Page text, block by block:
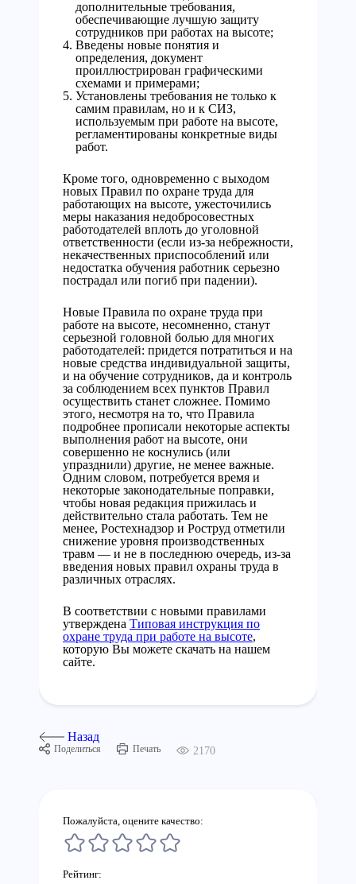
дополнительные требования,
обеспечивающие лучшую защиту
сотрудников при работах на высоте;
Введены новые понятия и
определения, документ
проиллюстрирован графическими
схемами и примерами;
Установлены требования не только к
самим правилам, но и к СИЗ,
используемым при работе на высоте,
регламентированы конкретные виды
работ.
Кроме того, одновременно с выходом
новых Правил по охране труда для
работающих на высоте, ужесточились
меры наказания недобросовестных
работодателей вплоть до уголовной
ответственности (если из-за небрежности,
некачественных приспособлений или
недостатка обучения работник серьезно
пострадал или погиб при падении).
Новые Правила по охране труда при
работе на высоте, несомненно, станут
серьезной головной болью для многих
работодателей: придется потратиться и на
новые средства индивидуальной защиты,
и на обучение сотрудников, да и контроль
за соблюдением всех пунктов Правил
осуществить станет сложнее. Помимо
этого, несмотря на то, что Правила
подробнее прописали некоторые аспекты
выполнения работ на высоте, они
совершенно не коснулись (или
упразднили) другие, не менее важные.
Одним словом, потребуется время и
некоторые законодательные поправки,
чтобы новая редакция прижилась и
действительно стала работать. Тем не
менее, Ростехнадзор и Роструд отметили
снижение уровня производственных
травм — и не в последнюю очередь, из-за
введения новых правил охраны труда в
различных отраслях.
В соответствии с новыми правилами
утверждена Типовая инструкция по
охране труда при работе на высоте,
которую Вы можете скачать на нашем
сайте.
Назад
Поделиться Печать 2170
Пожалуйста, оцените качество:
Рейтинг: